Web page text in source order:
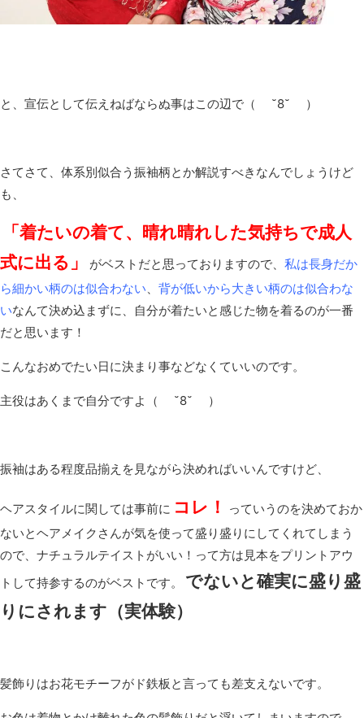
と、宣伝として伝えねばならぬ事はこの辺で（ ˘8˘ ）
さてさて、体系別似合う振袖柄とか解説すべきなんでしょうけど
も、
「着たいの着て、晴れ晴れした気持ちで成人
式に出る」
がベストだと思っておりますので、 私は長身だか
ら細かい柄のは似合わない、 背が低いから大きい柄のは似合わな
いなんて決め込まずに、自分が着たいと感じた物を着るのが一番
だと思います！
こんなおめでたい日に決まり事などなくていいのです。
主役はあくまで自分ですよ（ ˘8˘ ）
振袖はある程度品揃えを見ながら決めればいいんですけど、
ヘアスタイルに関しては事前に コレ！
っていうのを決めておか
ないとヘアメイクさんが気を使って盛り盛りにしてくれてしまう
ので、ナチュラルテイストがいい！って方は見本をプリントアウ
トして持参するのがベストです。
でないと確実に盛り盛
りにされます（実体験）
髪飾りはお花モチーフがド鉄板と言っても差支えないです。